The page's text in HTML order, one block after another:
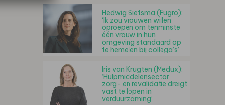
Hedwig Sietsma (Fugro):
‘Ik zou vrouwen willen
oproepen om tenminste
één vrouw in hun
omgeving standaard op
te hemelen bij collega’s’
Iris van Krugten (Medux):
‘Hulpmiddelensector
zorg- en revalidatie dreigt
vast te lopen in
verduurzaming’